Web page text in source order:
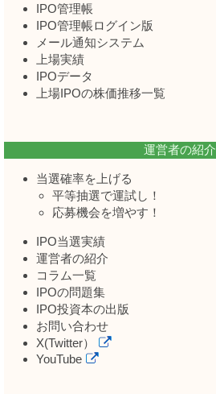
IPO管理帳
IPO管理帳ログイン版
メール通知システム
上場実績
IPOデータ
上場IPOの株価推移一覧
運営者の紹介
当選確率を上げる
平等抽選で運試し！
応募機会を増やす！
IPO当選実績
運営者の紹介
コラム一覧
IPOの問題集
IPO投資本の出版
お問い合わせ
X(Twitter）
YouTube